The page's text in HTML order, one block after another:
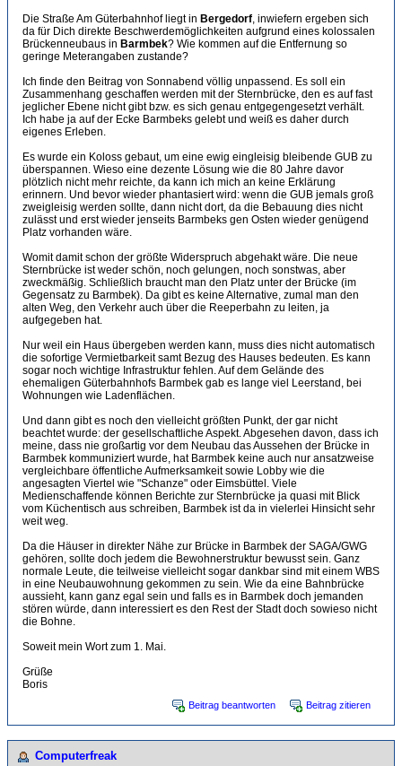
Die Straße Am Güterbahnhof liegt in Bergedorf, inwiefern ergeben sich
da für Dich direkte Beschwerdemöglichkeiten aufgrund eines kolossalen
Brückenneubaus in Barmbek? Wie kommen auf die Entfernung so
geringe Meterangaben zustande?
Ich finde den Beitrag von Sonnabend völlig unpassend. Es soll ein
Zusammenhang geschaffen werden mit der Sternbrücke, den es auf fast
jeglicher Ebene nicht gibt bzw. es sich genau entgegengesetzt verhält.
Ich habe ja auf der Ecke Barmbeks gelebt und weiß es daher durch
eigenes Erleben.
Es wurde ein Koloss gebaut, um eine ewig eingleisig bleibende GUB zu
überspannen. Wieso eine dezente Lösung wie die 80 Jahre davor
plötzlich nicht mehr reichte, da kann ich mich an keine Erklärung
erinnern. Und bevor wieder phantasiert wird: wenn die GUB jemals groß
zweigleisig werden sollte, dann nicht dort, da die Bebauung dies nicht
zulässt und erst wieder jenseits Barmbeks gen Osten wieder genügend
Platz vorhanden wäre.
Womit damit schon der größte Widerspruch abgehakt wäre. Die neue
Sternbrücke ist weder schön, noch gelungen, noch sonstwas, aber
zweckmäßig. Schließlich braucht man den Platz unter der Brücke (im
Gegensatz zu Barmbek). Da gibt es keine Alternative, zumal man den
alten Weg, den Verkehr auch über die Reeperbahn zu leiten, ja
aufgegeben hat.
Nur weil ein Haus übergeben werden kann, muss dies nicht automatisch
die sofortige Vermietbarkeit samt Bezug des Hauses bedeuten. Es kann
sogar noch wichtige Infrastruktur fehlen. Auf dem Gelände des
ehemaligen Güterbahnhofs Barmbek gab es lange viel Leerstand, bei
Wohnungen wie Ladenflächen.
Und dann gibt es noch den vielleicht größten Punkt, der gar nicht
beachtet wurde: der gesellschaftliche Aspekt. Abgesehen davon, dass ich
meine, dass nie großartig vor dem Neubau das Aussehen der Brücke in
Barmbek kommuniziert wurde, hat Barmbek keine auch nur ansatzweise
vergleichbare öffentliche Aufmerksamkeit sowie Lobby wie die
angesagten Viertel wie "Schanze" oder Eimsbüttel. Viele
Medienschaffende können Berichte zur Sternbrücke ja quasi mit Blick
vom Küchentisch aus schreiben, Barmbek ist da in vielerlei Hinsicht sehr
weit weg.
Da die Häuser in direkter Nähe zur Brücke in Barmbek der SAGA/GWG
gehören, sollte doch jedem die Bewohnerstruktur bewusst sein. Ganz
normale Leute, die teilweise vielleicht sogar dankbar sind mit einem WBS
in eine Neubauwohnung gekommen zu sein. Wie da eine Bahnbrücke
aussieht, kann ganz egal sein und falls es in Barmbek doch jemanden
stören würde, dann interessiert es den Rest der Stadt doch sowieso nicht
die Bohne.
Soweit mein Wort zum 1. Mai.
Grüße
Boris
Beitrag beantworten Beitrag zitieren
Computerfreak